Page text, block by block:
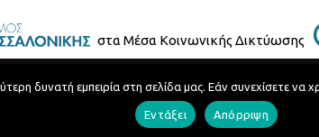
στα Μέσα Κοινωνικής Δικτύωσης
Τηλεφωνικός Κατάλογος
δυνατή εμπειρία στη σελίδα μας. Εάν συνεχίσετε να
Εντάξει Απόρριψη